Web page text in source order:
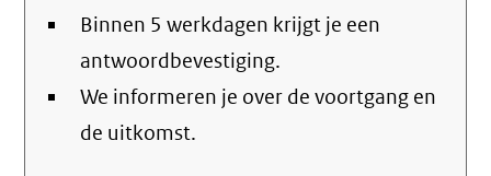
Binnen 5 werkdagen krijgt je een
antwoordbevestiging.
We informeren je over de voortgang en
de uitkomst.